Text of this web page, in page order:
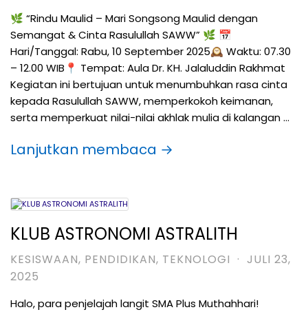
🌿 “Rindu Maulid – Mari Songsong Maulid dengan
Semangat & Cinta Rasulullah SAWW” 🌿 📅
Hari/Tanggal: Rabu, 10 September 2025🕰️ Waktu: 07.30
– 12.00 WIB📍 Tempat: Aula Dr. KH. Jalaluddin Rakhmat
Kegiatan ini bertujuan untuk menumbuhkan rasa cinta
kepada Rasulullah SAWW, memperkokoh keimanan,
serta memperkuat nilai-nilai akhlak mulia di kalangan …
Lanjutkan membaca →
KLUB ASTRONOMI ASTRALITH
KESISWAAN, PENDIDIKAN, TEKNOLOGI · JULI 23,
2025
Halo, para penjelajah langit SMA Plus Muthahhari!